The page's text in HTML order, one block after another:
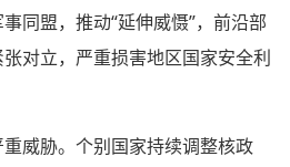
同盟，推动“延伸威慑”，前沿部
对立，严重损害地区国家安全利
威胁。个别国家持续调整核政